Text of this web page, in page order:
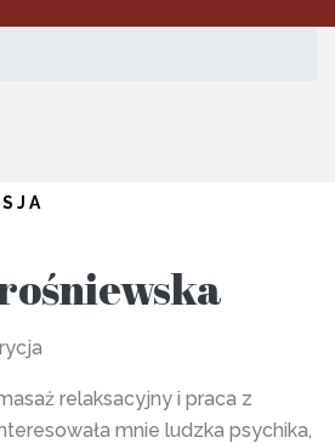
relaksacyjny i praca z
mnie ludzka psychika,